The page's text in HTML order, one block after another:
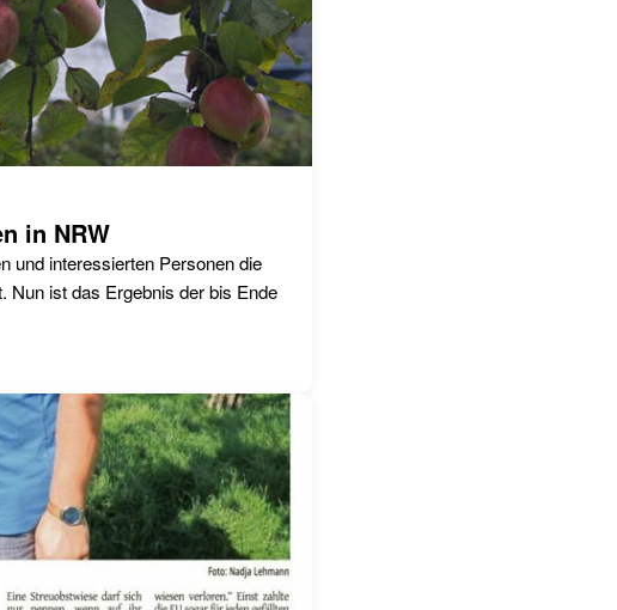
in NRW
und interessierten Personen die
Nun ist das Ergebnis der bis Ende